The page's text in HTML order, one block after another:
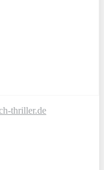
thriller.de